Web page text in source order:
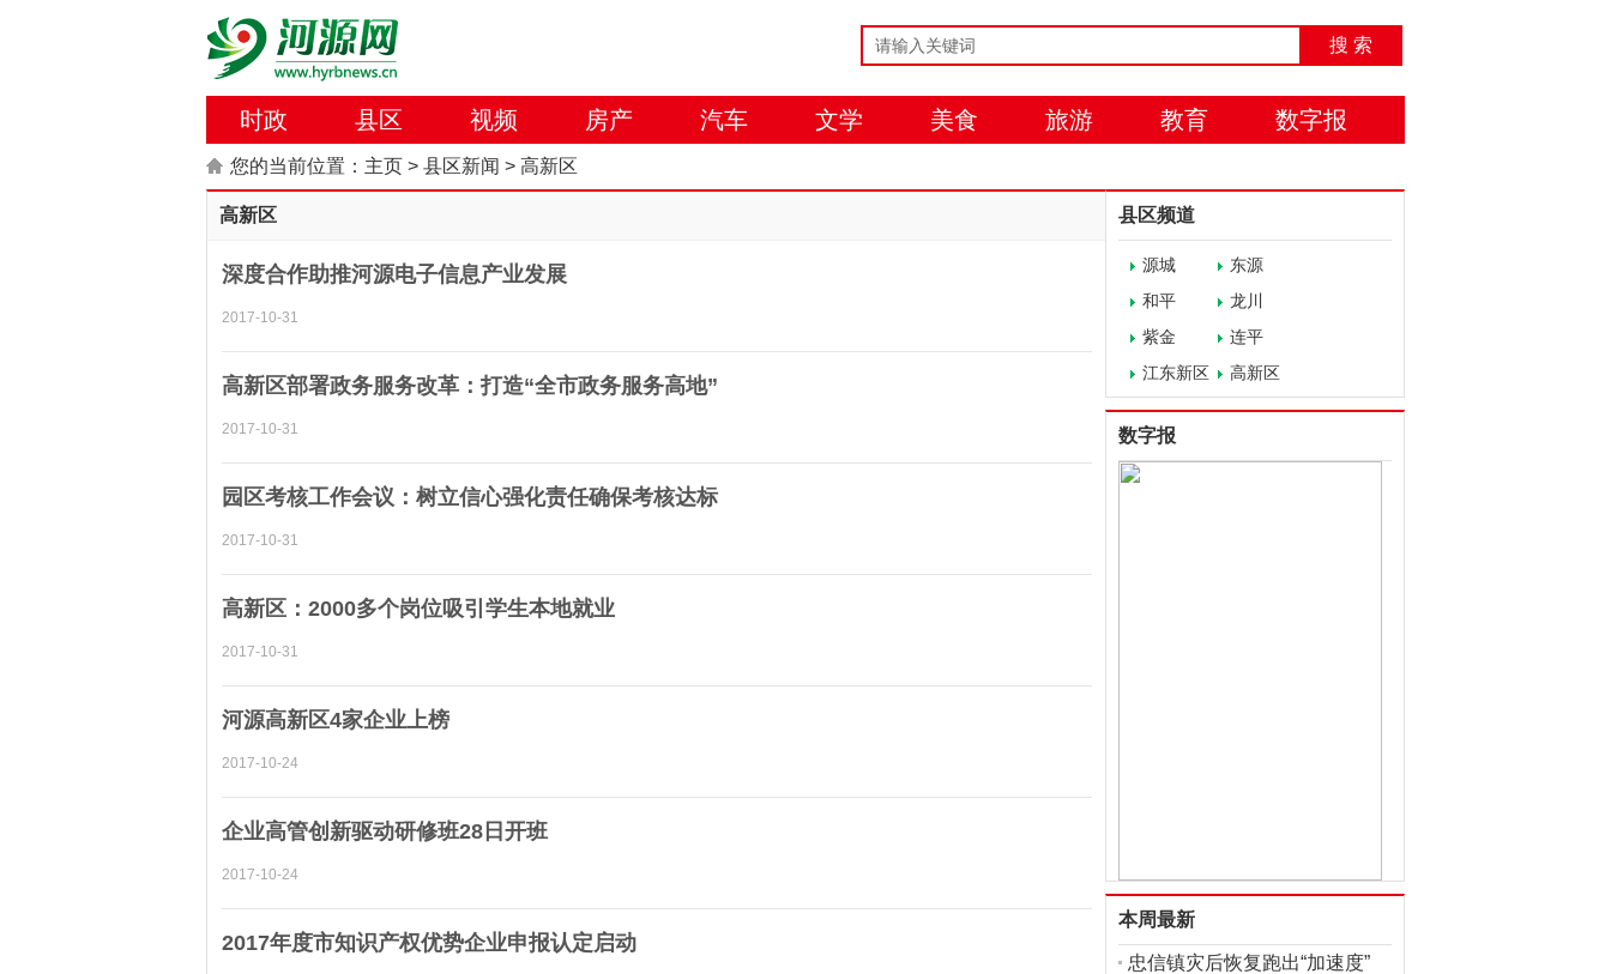
搜 索
时政 县区 视频 房产 汽车 文学 美食 旅游 教育 数字报
您的当前位置： 主页 > 县区新闻 > 高新区
高新区
深度合作助推河源电子信息产业发展
2017-10-31
高新区部署政务服务改革：打造“全市政务服务高地”
2017-10-31
园区考核工作会议：树立信心强化责任确保考核达标
2017-10-31
高新区：2000多个岗位吸引学生本地就业
2017-10-31
河源高新区4家企业上榜
2017-10-24
企业高管创新驱动研修班28日开班
2017-10-24
2017年度市知识产权优势企业申报认定启动
县区频道
源城
东源
和平
龙川
紫金
连平
江东新区
高新区
数字报
本周最新
忠信镇灾后恢复跑出“加速度”